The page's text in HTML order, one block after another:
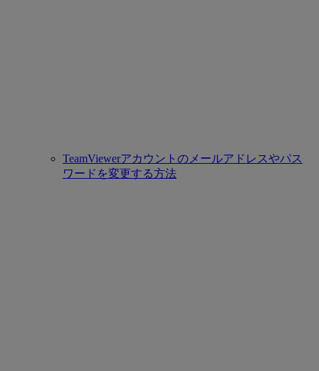
TeamViewerアカウントのメールアドレスやパス
ワードを変更する方法